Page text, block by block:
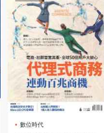
數位時代